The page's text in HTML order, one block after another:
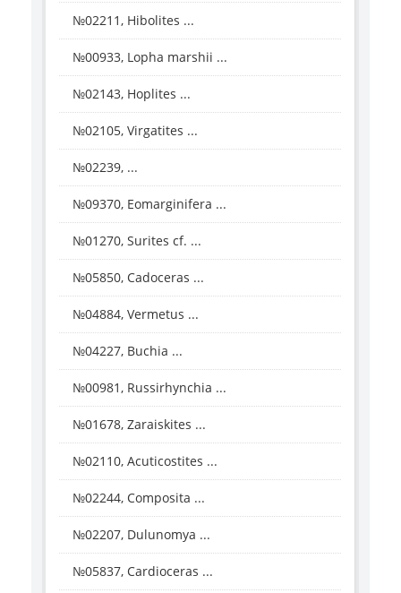
№02211, Hibolites ...
№00933, Lopha marshii ...
№02143, Hoplites ...
№02105, Virgatites ...
№02239, ...
№09370, Eomarginifera ...
№01270, Surites cf. ...
№05850, Cadoceras ...
№04884, Vermetus ...
№04227, Buchia ...
№00981, Russirhynchia ...
№01678, Zaraiskites ...
№02110, Acuticostites ...
№02244, Composita ...
№02207, Dulunomya ...
№05837, Cardioceras ...